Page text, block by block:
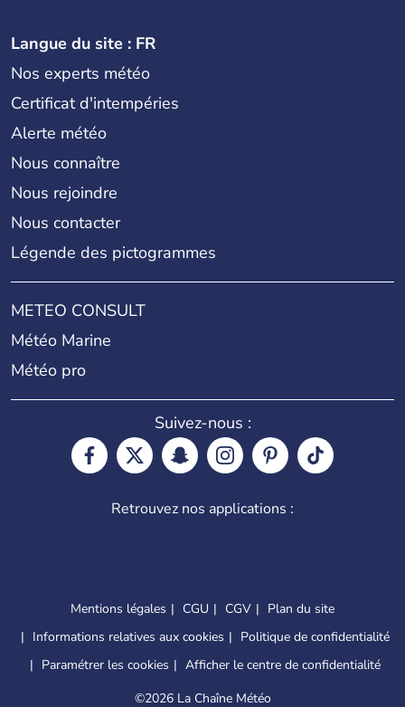
Langue du site : FR
Nos experts météo
Certificat d'intempéries
Alerte météo
Nous connaître
Nous rejoindre
Nous contacter
Légende des pictogrammes
METEO CONSULT
Météo Marine
Météo pro
Suivez-nous :
Retrouvez nos applications :
Mentions légales CGU CGV
Plan du site
Informations relatives aux cookies
Politique de confidentialité
Paramétrer les cookies
Afficher le centre de confidentialité
©2026 La Chaîne Météo